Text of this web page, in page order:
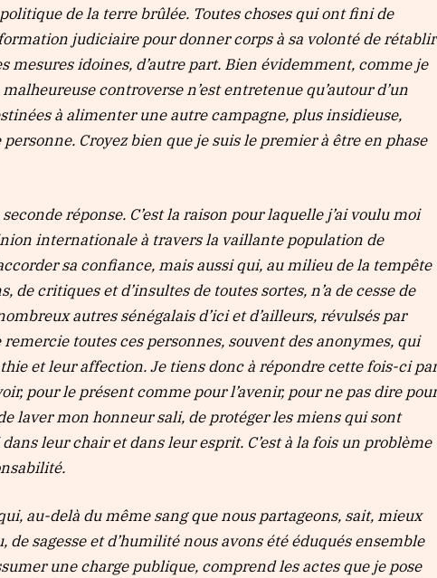
de la terre brûlée. Toutes choses qui ont fini de
judiciaire pour donner corps à sa volonté de rétablir
mesures idoines, d’autre part. Bien évidemment, comme je
controverse n’est entretenue qu’autour d’un
à alimenter une autre campagne, plus insidieuse,
Croyez bien que je suis le premier à être en phase
réponse. C’est la raison pour laquelle j’ai voulu moi
internationale à travers la vaillante population de
sa confiance, mais aussi qui, au milieu de la tempête
de critiques et d’insultes de toutes sortes, n’a de cesse de
autres sénégalais d’ici et d’ailleurs, révulsés par
toutes ces personnes, souvent des anonymes, qui
et leur affection. Je tiens donc à répondre cette fois-ci
pour le présent comme pour l’avenir, pour ne pas dire
laver mon honneur sali, de protéger les miens qui sont
leur chair et dans leur esprit. C’est à la fois un problème
au-delà du même sang que nous partageons, sait, mieux
sagesse et d’humilité nous avons été éduqués ensemble
une charge publique, comprend les actes que je pose